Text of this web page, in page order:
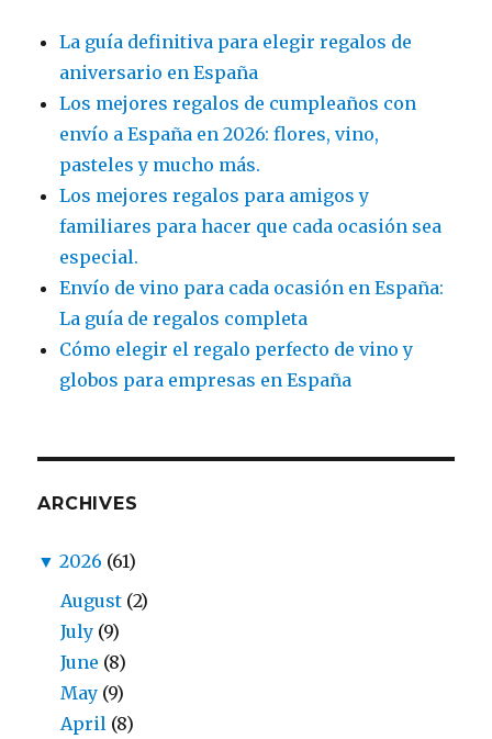
La guía definitiva para elegir regalos de
aniversario en España
Los mejores regalos de cumpleaños con
envío a España en 2026: flores, vino,
pasteles y mucho más.
Los mejores regalos para amigos y
familiares para hacer que cada ocasión sea
especial.
Envío de vino para cada ocasión en España:
La guía de regalos completa
Cómo elegir el regalo perfecto de vino y
globos para empresas en España
ARCHIVES
▼ 2026 (61)
August (2)
July (9)
June (8)
May (9)
April (8)